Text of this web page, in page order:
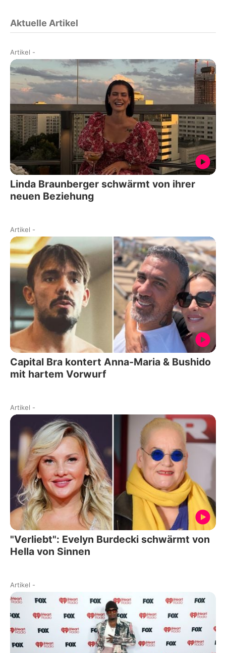
Aktuelle Artikel
Artikel -
Linda Braunberger schwärmt von ihrer
neuen Beziehung
Artikel -
Capital Bra kontert Anna-Maria & Bushido
mit hartem Vorwurf
Artikel -
"Verliebt": Evelyn Burdecki schwärmt von
Hella von Sinnen
Artikel -